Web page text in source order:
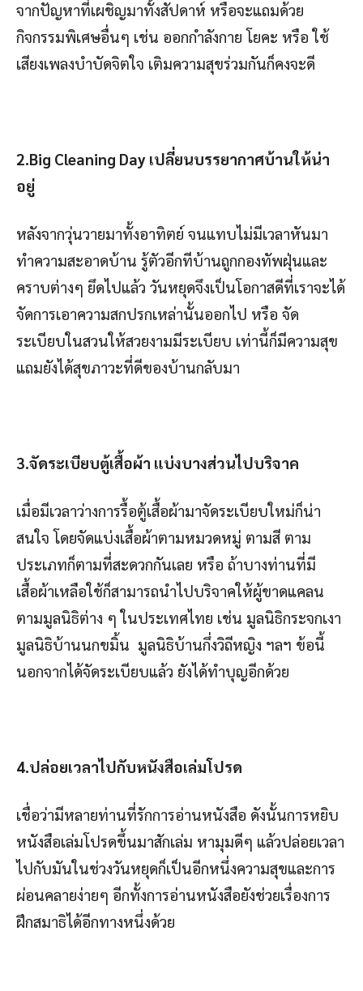
จากปัญหาที่เผชิญมาทั้งสัปดาห์ หรือจะแถมด้วย
กิจกรรมพิเศษอื่นๆ เช่น ออกกำลังกาย โยคะ หรือ ใช้
เสียงเพลงบำบัดจิตใจ เติมความสุขร่วมกันก็คงจะดี
2.Big Cleaning Day เปลี่ยนบรรยากาศบ้านให้น่า
อยู่
หลังจากวุ่นวายมาทั้งอาทิตย์ จนแทบไม่มีเวลาหันมา
ทำความสะอาดบ้าน รู้ตัวอีกทีบ้านถูกกองทัพฝุ่นและ
คราบต่างๆ ยึดไปแล้ว วันหยุดจึงเป็นโอกาสดีที่เราจะได้
จัดการเอาความสกปรกเหล่านั้นออกไป หรือ จัด
ระเบียบในสวนให้สวยงามมีระเบียบ เท่านี้ก็มีความสุข
แถมยังได้สุขภาวะที่ดีของบ้านกลับมา
3.จัดระเบียบตู้เสื้อผ้า แบ่งบางส่วนไปบริจาค
เมื่อมีเวลาว่างการรื้อตู้เสื้อผ้ามาจัดระเบียบใหม่ก็น่า
สนใจ โดยจัดแบ่งเสื้อผ้าตามหมวดหมู่ ตามสี ตาม
ประเภทก็ตามที่สะดวกกันเลย หรือ ถ้าบางท่านที่มี
เสื้อผ้าเหลือใช้ก็สามารถนำไปบริจาคให้ผู้ขาดแคลน
ตามมูลนิธิต่าง ๆ ในประเทศไทย เช่น มูลนิธิกระจกเงา
มูลนิธิบ้านนกขมิ้น มูลนิธิบ้านกึ่งวิถีหญิง ฯลฯ ข้อนี้
นอกจากได้จัดระเบียบแล้ว ยังได้ทำบุญอีกด้วย
4.ปล่อยเวลาไปกับหนังสือเล่มโปรด
เชื่อว่ามีหลายท่านที่รักการอ่านหนังสือ ดังนั้นการหยิบ
หนังสือเล่มโปรดขึ้นมาสักเล่ม หามุมดีๆ แล้วปล่อยเวลา
ไปกับมันในช่วงวันหยุดก็เป็นอีกหนึ่งความสุขและการ
ผ่อนคลายง่ายๆ อีกทั้งการอ่านหนังสือยังช่วยเรื่องการ
ฝึกสมาธิได้อีกทางหนึ่งด้วย